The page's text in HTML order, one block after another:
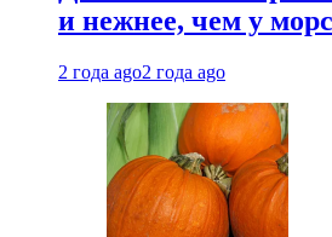
и нежнее, чем у
2 года ago2 года ago